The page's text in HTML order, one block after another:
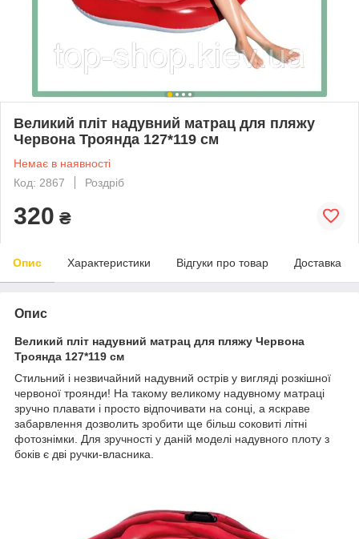
Великий пліт надувний матрац для пляжу
Червона Троянда 127*119 см
Немає в наявності
Код: 2867
Роздріб
320 ₴
Опис Характеристики Відгуки про товар Доставка
Опис
Великий пліт надувний матрац для пляжу Червона
Троянда 127*119 см
Стильний і незвичайний надувний острів у вигляді розкішної
червоної троянди! На такому великому надувному матраці
зручно плавати і просто відпочивати на сонці, а яскраве
забарвлення дозволить зробити ще більш соковиті літні
фотознімки. Для зручності у даній моделі надувного плоту з
боків є дві ручки-власника.